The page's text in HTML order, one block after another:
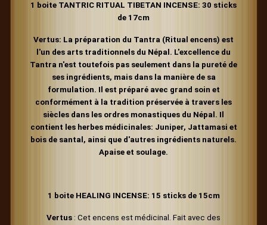
1 boite TANTRIC RITUAL TIBETAN INCENSE: 30 sticks
de 17cm
Vertus: La préparation du Tantra (Ritual encens) est
l'un des arts traditionnels du Népal. L'excellence du
Tantra n'est toutefois pas seulement dans la pureté de
ses ingrédients, mais dans la manière de sa
formulation. Il est préparé avec grand soin et
conformément à la tradition préservée à travers les
siècles dans les ordres monastiques du Népal. Il
contient les herbes médicinales: Juniper, Jattamasi et
bois de santal, ainsi que d'autres ingrédients naturels.
Apaise et soulage.
1 boite HEALING INCENSE: 15 sticks de 15cm
Vertus : Cet encens est médicinal. Fait avec des